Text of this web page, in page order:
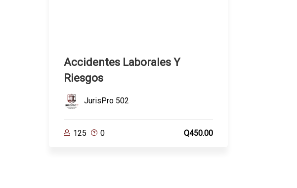
Accidentes Laborales Y
Riesgos
JurisPro 502
125 0 Q450.00